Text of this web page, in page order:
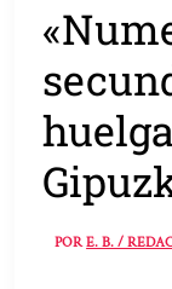
PORE. B. /